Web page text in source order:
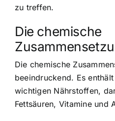
zu treffen.
Die chemische
Die chemische
beeindruckend. Es
wichtigen Nährstoffen,
Fettsäuren, Vitamine und